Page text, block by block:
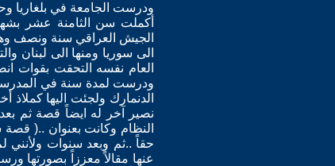
ودرست الجامعة في بلغاريا
أكملت سن الثامنة عشر
الى سوريا ومنها الى لبنان
العام نفسه التحقت بقوات
النظام وكانت بعنوان ..(
حقاً ..ثم وبعد سنوات ولأنني
عنها مقالاً معززاً بصورتها